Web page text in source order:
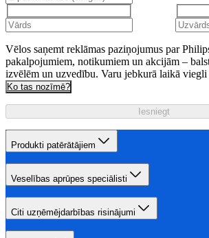
Vēlos saņemt reklāmas paziņojumus par
pakalpojumiem, notikumiem un akcijām –
izvēlēm un uzvedību. Varu jebkurā laikā viegli
Ko tas nozīmē?
Iesniegt
Produkti patērātājiem
Veselības aprūpes speciālisti
Citi uzņēmējdarbības risinājumi